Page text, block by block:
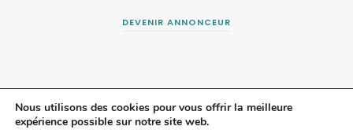
DEVENIR ANNONCEUR
Nous utilisons des cookies pour vous offrir la meilleure
expérience possible sur notre site web.